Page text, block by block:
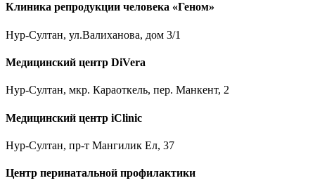
Клиника репродукции человека «Геном»
Нур-Султан, ул.Валиханова, дом 3/1
Медицинский центр DiVera
Нур-Султан, мкр. Караоткель, пер. Манкент, 2
Медицинский центр iClinic
Нур-Султан, пр-т Мангилик Ел, 37
Центр перинатальной профилактики